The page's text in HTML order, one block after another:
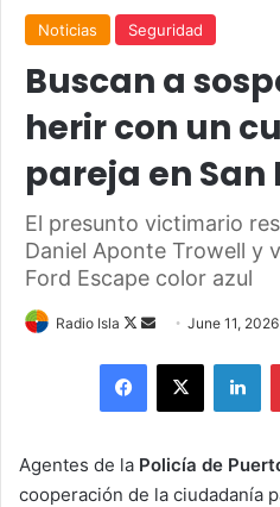
Noticias Seguridad
Buscan a
herir con un
pareja en San
El presunto victimario
Daniel Aponte Trowell y
Ford Escape color azul
Radio Isla
Follow
Send
email
June 11, 2026
Facebook
X
Agentes de la Policía de
cooperación de la ciudadanía